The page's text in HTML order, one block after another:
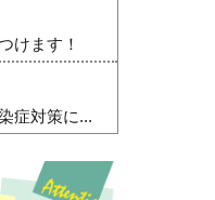
けます！
症対策に...